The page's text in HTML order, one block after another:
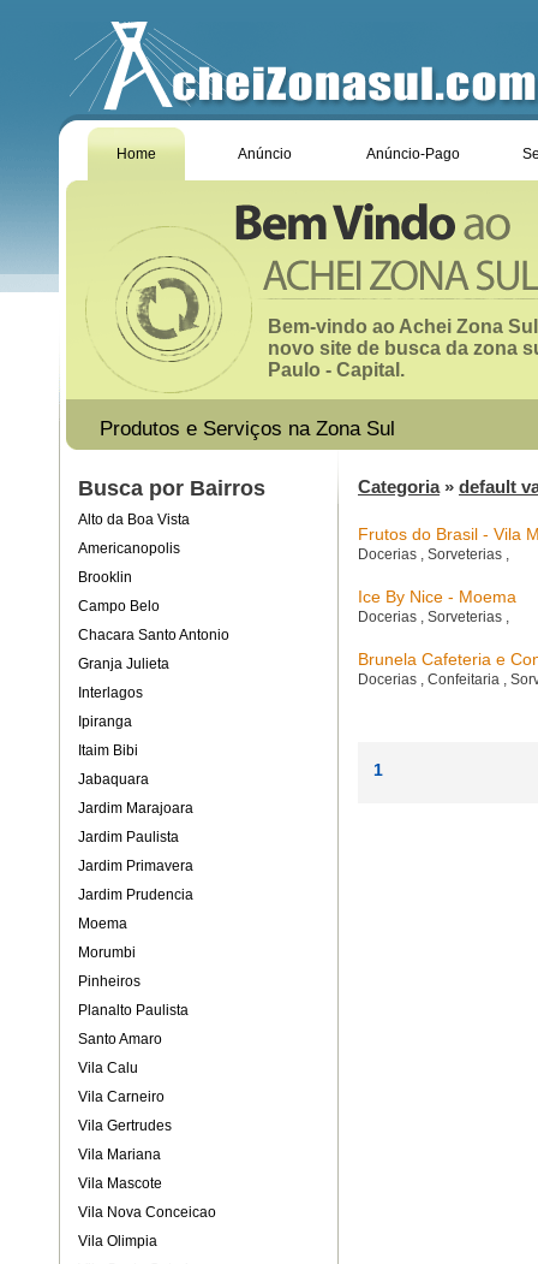
Home Anúncio Anúncio-Pago
Bem-vindo ao Achei Zona
novo site de busca da zona
Paulo - Capital.
Produtos e Serviços na Zona Sul
Busca por Bairros
Alto da Boa Vista
Americanopolis
Brooklin
Campo Belo
Chacara Santo Antonio
Granja Julieta
Interlagos
Ipiranga
Itaim Bibi
Jabaquara
Jardim Marajoara
Jardim Paulista
Jardim Primavera
Jardim Prudencia
Moema
Morumbi
Pinheiros
Planalto Paulista
Santo Amaro
Vila Calu
Vila Carneiro
Vila Gertrudes
Vila Mariana
Vila Mascote
Vila Nova Conceicao
Vila Olimpia
Categoria» default
Frutos do Brasil - Vila
Docerias , Sorveterias ,
Ice By Nice - Moema
Docerias , Sorveterias ,
Brunela Cafeteria e
Docerias , Confeitaria ,
1